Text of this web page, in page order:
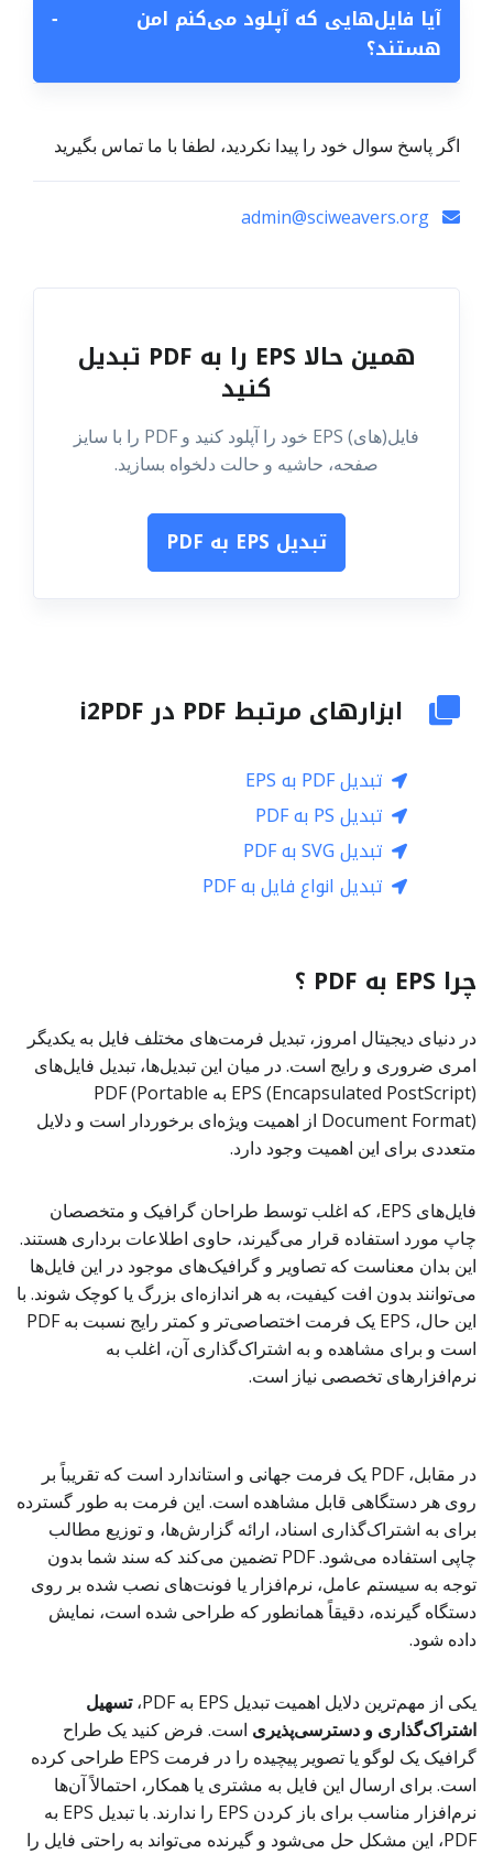
آیا فایل‌هایی که آپلود می‌کنم امن
هستند؟
−
اگر پاسخ سوال خود را پیدا نکردید، لطفا با ما تماس بگیرید
همین حالا EPS را به PDF تبدیل
کنید
فایل(های) EPS خود را آپلود کنید و PDF را با سایز
صفحه، حاشیه و حالت دلخواه بسازید.
تبدیل EPS به PDF
ابزارهای مرتبط PDF در i2PDF
تبدیل PDF به EPS
تبدیل PS به PDF
تبدیل SVG به PDF
تبدیل انواع فایل به PDF
چرا EPS به PDF ؟
در دنیای دیجیتال امروز، تبدیل فرمت‌های مختلف فایل به یکدیگر
امری ضروری و رایج است. در میان این تبدیل‌ها، تبدیل فایل‌های
EPS (Encapsulated PostScript) به PDF (Portable
Document Format) از اهمیت ویژه‌ای برخوردار است و دلایل
متعددی برای این اهمیت وجود دارد.
فایل‌های EPS، که اغلب توسط طراحان گرافیک و متخصصان
چاپ مورد استفاده قرار می‌گیرند، حاوی اطلاعات برداری هستند.
این بدان معناست که تصاویر و گرافیک‌های موجود در این فایل‌ها
می‌توانند بدون افت کیفیت، به هر اندازه‌ای بزرگ یا کوچک شوند. با
این حال، EPS یک فرمت اختصاصی‌تر و کمتر رایج نسبت به PDF
است و برای مشاهده و به اشتراک‌گذاری آن، اغلب به
نرم‌افزارهای تخصصی نیاز است.
در مقابل، PDF یک فرمت جهانی و استاندارد است که تقریباً بر
روی هر دستگاهی قابل مشاهده است. این فرمت به طور گسترده
برای به اشتراک‌گذاری اسناد، ارائه گزارش‌ها، و توزیع مطالب
چاپی استفاده می‌شود. PDF تضمین می‌کند که سند شما بدون
توجه به سیستم عامل، نرم‌افزار یا فونت‌های نصب شده بر روی
دستگاه گیرنده، دقیقاً همانطور که طراحی شده است، نمایش
داده شود.
یکی از مهم‌ترین دلایل اهمیت تبدیل EPS به PDF،
تسهیل
اشتراک‌گذاری و دسترسی‌پذیری است. فرض کنید یک طراح
گرافیک یک لوگو یا تصویر پیچیده را در فرمت EPS طراحی کرده
است. برای ارسال این فایل به مشتری یا همکار، احتمالاً آن‌ها
نرم‌افزار مناسب برای باز کردن EPS را ندارند. با تبدیل EPS به
PDF، این مشکل حل می‌شود و گیرنده می‌تواند به راحتی فایل را